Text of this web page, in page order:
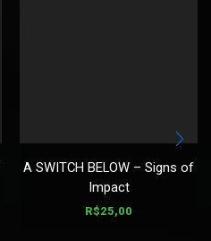
A SWITCH BELOW – Signs of
Impact
R$25,00